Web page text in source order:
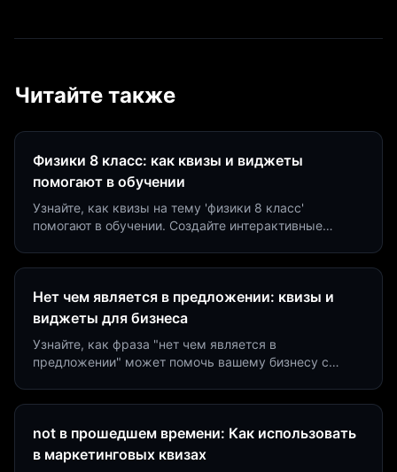
Читайте также
Физики 8 класс: как квизы и виджеты
помогают в обучении
Узнайте, как квизы на тему 'физики 8 класс'
помогают в обучении. Создайте интерактивные
Нет чем является в предложении: квизы и
виджеты для бизнеса
Узнайте, как фраза "нет чем является в
предложении" может помочь вашему бизнесу с
not в прошедшем времени: Как использовать
в маркетинговых квизах